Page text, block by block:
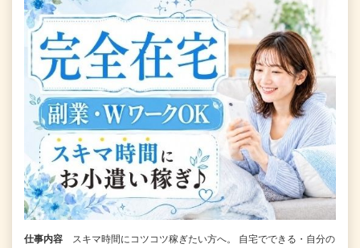
仕事内容
スキマ時間にコツコツ稼ぎたい方へ。 自宅でできる・自分の